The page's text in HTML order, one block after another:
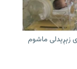
زېږېدلی ماشوم